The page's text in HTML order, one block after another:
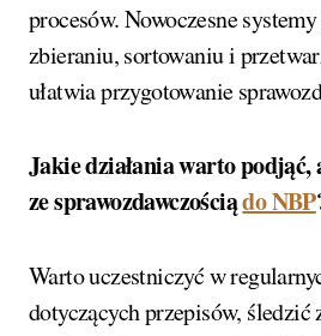
procesów. Nowoczesne
zbieraniu, sortowaniu i
ułatwia przygotowanie
Jakie działania warto podjąć,
ze sprawozdawczościądo NBP
Warto uczestniczyć w
dotyczących przepisów, śledzić